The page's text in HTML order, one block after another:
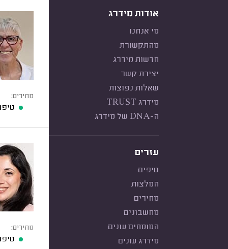
אודות מידרג
מי אנחנו
מהתקשורת
חדשות מידרג
יצירת קשר
שאלות נפוצות
מידרג TRUST
ה-DNA של מידרג
עזרים
טיפים
המלצות
מחירים
מחשבונים
המומחים עונים
מידרג עונים
מחירים:
טיפול
מחירים:
טיפול